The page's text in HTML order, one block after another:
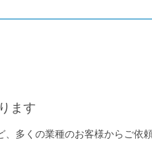
ます
多くの業種のお客様からご依